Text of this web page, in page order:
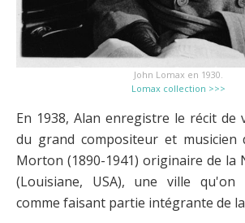
John Lomax en 1930.
Lomax collection >>>
En 1938, Alan enregistre le récit de
du grand compositeur et musicien
Morton (1890-1941) originaire de la
(Louisiane, USA), une ville qu'on
comme faisant partie intégrante de